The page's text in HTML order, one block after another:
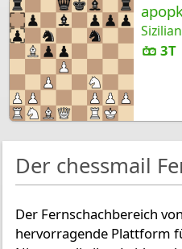
3T
Der chessmail
Der Fernschachbereich
hervorragende Plattform